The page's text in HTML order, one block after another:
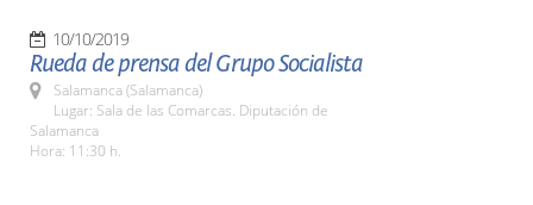
10/10/2019
Rueda de prensa del Grupo Socialista
Salamanca (Salamanca)
Lugar: Sala de las Comarcas. Diputación de
Salamanca
Hora: 11:30 h.